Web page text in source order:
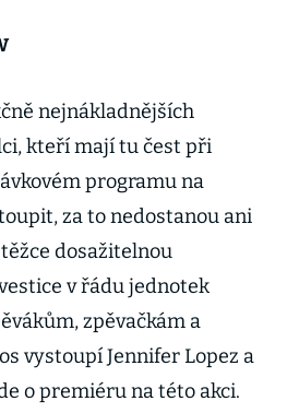
nejnákladnějších
kteří mají tu čest při
programu na
za to nedostanou ani
dosažitelnou
v řádu jednotek
zpěvačkám a
vystoupí Jennifer Lopez a
o premiéru na této akci.